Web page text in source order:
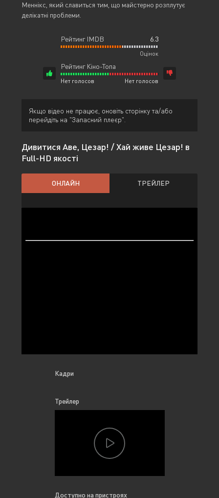
Меннікс, який славиться тим, що майстерно розплутує
делікатні проблеми.
Рейтинг IMDB 6.3
Оцінок
Рейтинг Кіно-Топа
Нет голосов Нет голосов
Якщо відео не працює, оновіть сторінку та/або
перейдіть на "Запасний плеєр".
Дивитися Аве, Цезар! / Хай живе Цезар! в
Full-HD якості
ОНЛАЙН ТРЕЙЛЕР
Кадри
Трейлер
Доступно на пристроях